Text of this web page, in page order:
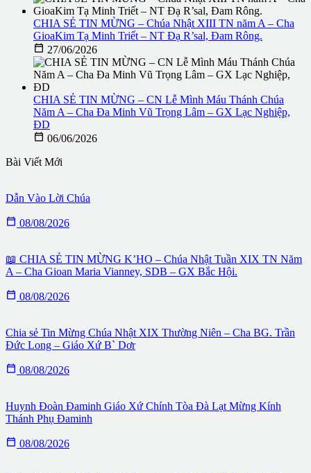
CHIA SẺ TIN MỪNG – Chúa Nhật XIII TN năm A – Cha
GioaKim Tạ Minh Triết – NT Đạ R’sal, Đam Rông.
 27/06/2026
CHIA SẺ TIN MỪNG – CN Lễ Mình Máu Thánh Chúa
Năm A – Cha Đa Minh Vũ Trọng Lâm – GX Lạc Nghiệp,
ĐD
 06/06/2026
Bài Viết Mới
Dẫn Vào Lời Chúa
 08/08/2026
📖 CHIA SẺ TIN MỪNG K’HO – Chúa Nhật Tuần XIX TN Năm
A – Cha Gioan Maria Vianney, SDB – GX Bắc Hội.
 08/08/2026
Chia sẻ Tin Mừng Chúa Nhật XIX Thường Niên – Cha BG. Trần
Đức Long – Giáo Xứ B` Dơr
 08/08/2026
Huynh Đoàn Đaminh Giáo Xứ Chính Tòa Đà Lạt Mừng Kính
Thánh Phụ Đaminh
 08/08/2026